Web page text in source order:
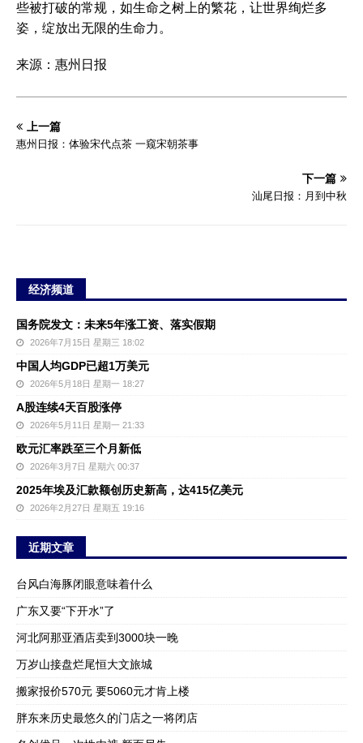
些被打破的常规，如生命之树上的繁花，让世界绚烂多
姿，绽放出无限的生命力。
来源：惠州日报
上一篇
惠州日报：体验宋代点茶 一窥宋朝茶事
下一篇
汕尾日报：月到中秋
经济频道
国务院发文：未来5年涨工资、落实假期
2026年7月15日 星期三 18:02
中国人均GDP已超1万美元
2026年5月18日 星期一 18:27
A股连续4天百股涨停
2026年5月11日 星期一 21:33
欧元汇率跌至三个月新低
2026年3月7日 星期六 00:37
2025年埃及汇款额创历史新高，达415亿美元
2026年2月27日 星期五 19:16
近期文章
台风白海豚闭眼意味着什么
广东又要“下开水”了
河北阿那亚酒店卖到3000块一晚
万岁山接盘烂尾恒大文旅城
搬家报价570元 要5060元才肯上楼
胖东来历史最悠久的门店之一将闭店